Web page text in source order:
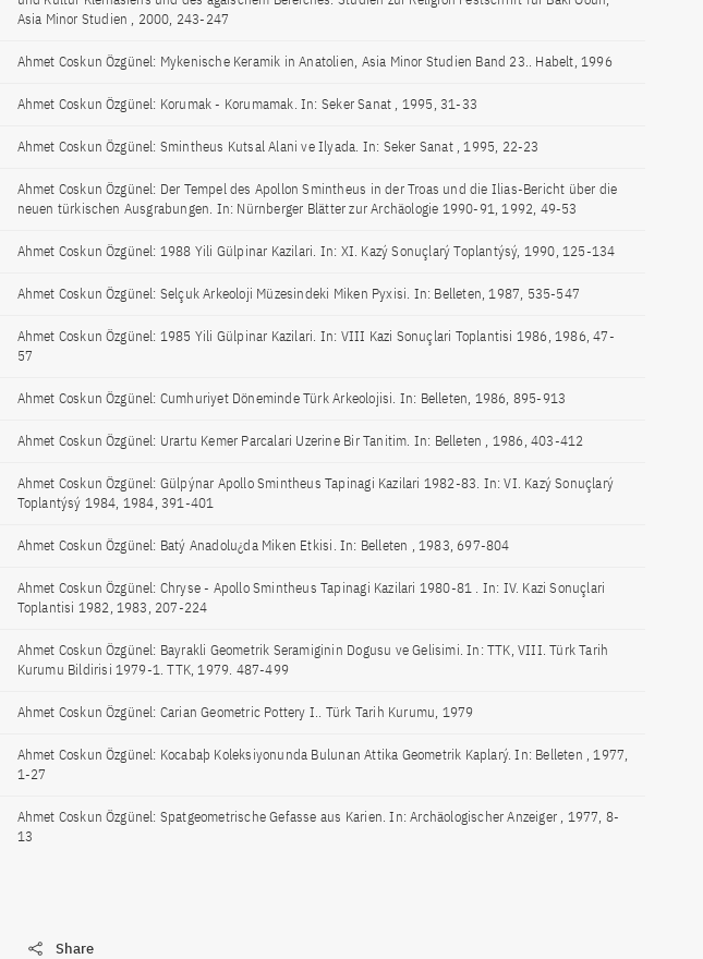
Asia Minor Studien , 2000, 243-247
Ahmet Coskun Özgünel: Mykenische Keramik in Anatolien, Asia Minor Studien Band 23.. Habelt, 1996
Ahmet Coskun Özgünel: Korumak - Korumamak. In: Seker Sanat , 1995, 31-33
Ahmet Coskun Özgünel: Smintheus Kutsal Alani ve Ilyada. In: Seker Sanat , 1995, 22-23
Ahmet Coskun Özgünel: Der Tempel des Apollon Smintheus in der Troas und die Ilias-Bericht über die
neuen türkischen Ausgrabungen. In: Nürnberger Blätter zur Archäologie 1990-91, 1992, 49-53
Ahmet Coskun Özgünel: 1988 Yili Gülpinar Kazilari. In: XI. Kazý Sonuçlarý Toplantýsý, 1990, 125-134
Ahmet Coskun Özgünel: Selçuk Arkeoloji Müzesindeki Miken Pyxisi. In: Belleten, 1987, 535-547
Ahmet Coskun Özgünel: 1985 Yili Gülpinar Kazilari. In: VIII Kazi Sonuçlari Toplantisi 1986, 1986, 47-
57
Ahmet Coskun Özgünel: Cumhuriyet Döneminde Türk Arkeolojisi. In: Belleten, 1986, 895-913
Ahmet Coskun Özgünel: Urartu Kemer Parcalari Uzerine Bir Tanitim. In: Belleten , 1986, 403-412
Ahmet Coskun Özgünel: Gülpýnar Apollo Smintheus Tapinagi Kazilari 1982-83. In: VI. Kazý Sonuçlarý
Toplantýsý 1984, 1984, 391-401
Ahmet Coskun Özgünel: Batý Anadolu¿da Miken Etkisi. In: Belleten , 1983, 697-804
Ahmet Coskun Özgünel: Chryse - Apollo Smintheus Tapinagi Kazilari 1980-81 . In: IV. Kazi Sonuçlari
Toplantisi 1982, 1983, 207-224
Ahmet Coskun Özgünel: Bayrakli Geometrik Seramiginin Dogusu ve Gelisimi. In: TTK, VIII. Türk Tarih
Kurumu Bildirisi 1979-1. TTK, 1979. 487-499
Ahmet Coskun Özgünel: Carian Geometric Pottery I.. Türk Tarih Kurumu, 1979
Ahmet Coskun Özgünel: Kocabaþ Koleksiyonunda Bulunan Attika Geometrik Kaplarý. In: Belleten , 1977,
1-27
Ahmet Coskun Özgünel: Spatgeometrische Gefasse aus Karien. In: Archäologischer Anzeiger , 1977, 8-
13
Share